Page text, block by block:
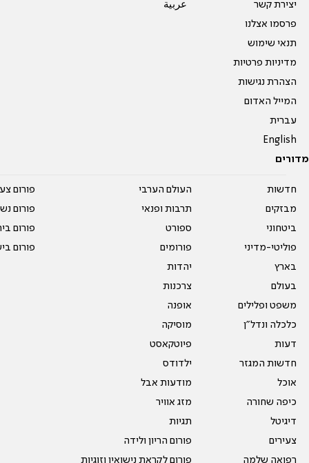
יצירת קשר
פרסמו אצלנו
תנאי שימוש
מדיניות פרטיות
הצהרת נגישות
המייל האדום
עברית
English
عربية
מדורים
חדשות
מבזקים
ביטחוני
פוליטי-מדיני
בארץ
בעולם
משפט ופלילים
כלכלה ונדל"ן
דעות
חדשות המגזר
אוכל
כיפה שחורה
דיגיטל
צעירים
רפואה שלמה
העולם הערבי
תרבות ופנאי
ספורט
פורומים
יהדות
צרכנות
אופנה
מוסיקה
פיוטקאסט
ילדודס
מודעות אבל
מזג אוויר
תגיות
פורום הריון ולידה
פורום לקראת נישואין וזוגיות
פורום
פורום
פורום
פורום